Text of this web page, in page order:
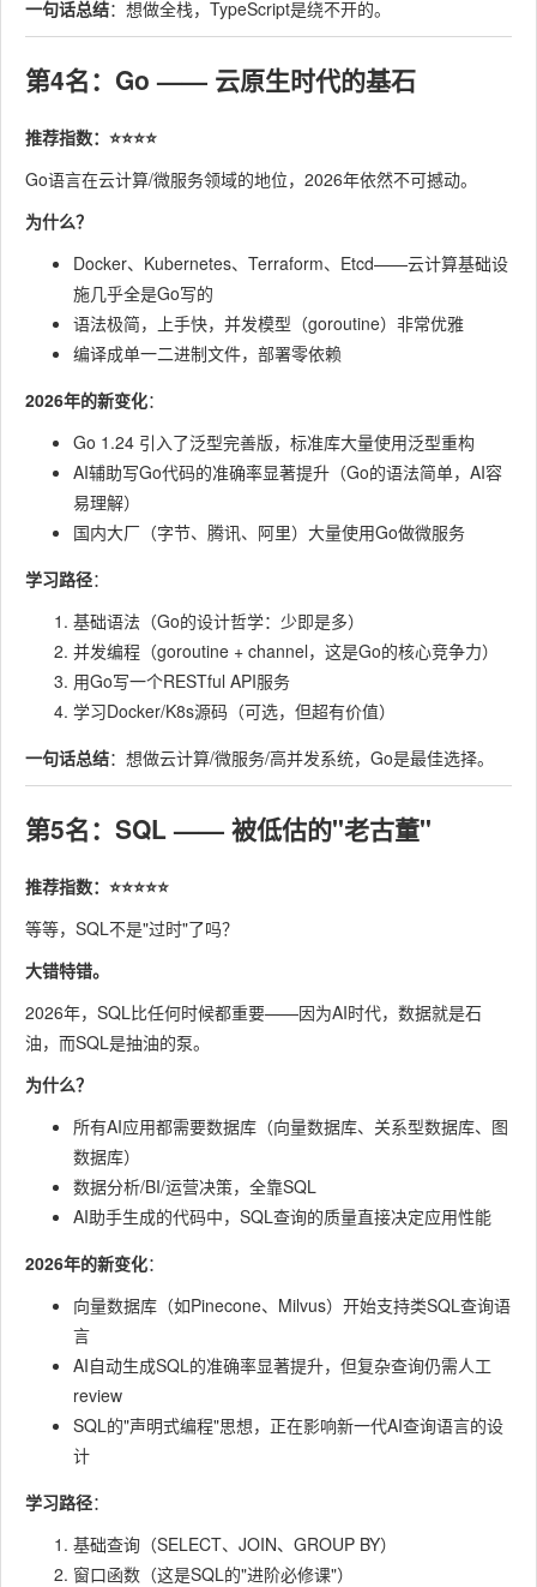
一句话总结：想做全栈，TypeScript是绕不开的。
第4名：Go —— 云原生时代的基石
推荐指数：⭐⭐⭐⭐
Go语言在云计算/微服务领域的地位，2026年依然不可撼动。
为什么？
Docker、Kubernetes、Terraform、Etcd——云计算基础设
施几乎全是Go写的
语法极简，上手快，并发模型（goroutine）非常优雅
编译成单一二进制文件，部署零依赖
2026年的新变化：
Go 1.24 引入了泛型完善版，标准库大量使用泛型重构
AI辅助写Go代码的准确率显著提升（Go的语法简单，AI容
易理解）
国内大厂（字节、腾讯、阿里）大量使用Go做微服务
学习路径：
基础语法（Go的设计哲学：少即是多）
并发编程（goroutine + channel，这是Go的核心竞争力）
用Go写一个RESTful API服务
学习Docker/K8s源码（可选，但超有价值）
一句话总结：想做云计算/微服务/高并发系统，Go是最佳选择。
第5名：SQL —— 被低估的"老古董"
推荐指数：⭐⭐⭐⭐⭐
等等，SQL不是"过时"了吗？
大错特错。
2026年，SQL比任何时候都重要——因为AI时代，数据就是石
油，而SQL是抽油的泵。
为什么？
所有AI应用都需要数据库（向量数据库、关系型数据库、图
数据库）
数据分析/BI/运营决策，全靠SQL
AI助手生成的代码中，SQL查询的质量直接决定应用性能
2026年的新变化：
向量数据库（如Pinecone、Milvus）开始支持类SQL查询语
言
AI自动生成SQL的准确率显著提升，但复杂查询仍需人工
review
SQL的"声明式编程"思想，正在影响新一代AI查询语言的设
计
学习路径：
基础查询（SELECT、JOIN、GROUP BY）
窗口函数（这是SQL的"进阶必修课"）